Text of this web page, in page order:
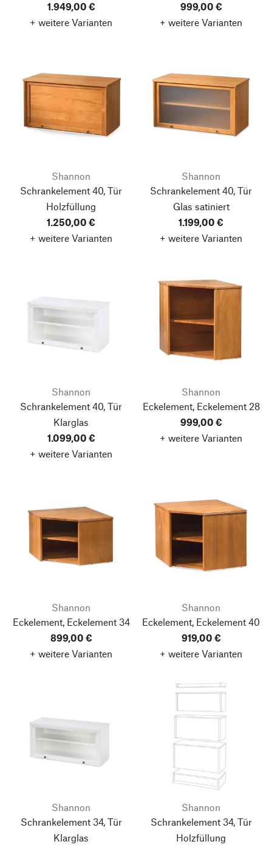
1.949,00 €
+ weitere Varianten
999,00 €
+ weitere Varianten
Shannon
Schrankelement 40, Tür
Holzfüllung
1.250,00 €
+ weitere Varianten
Shannon
Schrankelement 40, Tür
Glas satiniert
1.199,00 €
+ weitere Varianten
Shannon
Schrankelement 40, Tür
Klarglas
1.099,00 €
+ weitere Varianten
Shannon
Eckelement, Eckelement 28
999,00 €
+ weitere Varianten
Shannon
Eckelement, Eckelement 34
899,00 €
+ weitere Varianten
Shannon
Eckelement, Eckelement 40
919,00 €
+ weitere Varianten
Shannon
Schrankelement 34, Tür
Klarglas
Shannon
Schrankelement 34, Tür
Holzfüllung